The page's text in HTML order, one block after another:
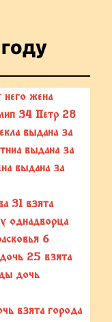
жена
34 Петр 28
выдана за
выдана за
выдана за
31 взята
однадворца
6
25 взята
дочь
взята города